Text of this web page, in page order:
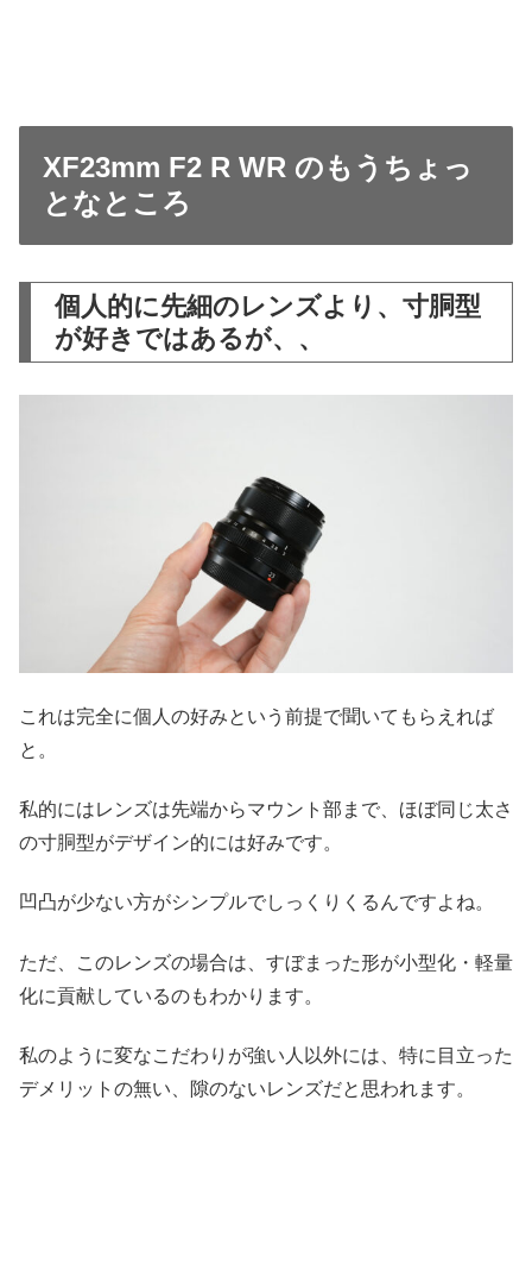
XF23mm F2 R WR のもうちょっ
となところ
個人的に先細のレンズより、寸胴型
が好きではあるが、、
これは完全に個人の好みという前提で聞いてもらえれば
と。
私的にはレンズは先端からマウント部まで、ほぼ同じ太さ
の寸胴型がデザイン的には好みです。
凹凸が少ない方がシンプルでしっくりくるんですよね。
ただ、このレンズの場合は、すぼまった形が小型化・軽量
化に貢献しているのもわかります。
私のように変なこだわりが強い人以外には、特に目立った
デメリットの無い、隙のないレンズだと思われます。